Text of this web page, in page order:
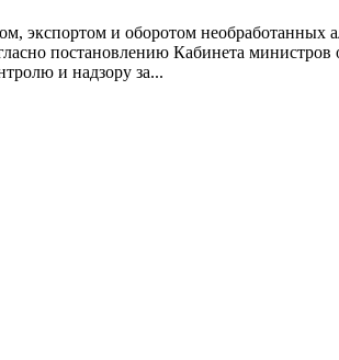
экспортом и оборотом необработанных
постановлению Кабинета министров
и надзору за...